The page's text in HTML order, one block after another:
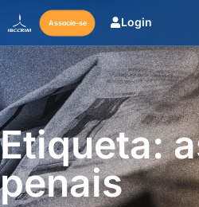
Associe-se Login
Etiqueta:
penais